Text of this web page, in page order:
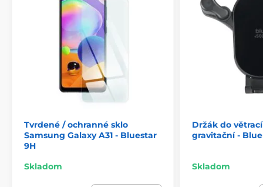
Tvrdené / ochranné sklo
Samsung Galaxy A31 - Bluestar
9H
Skladom
Držák do
gravitační -
Skladom